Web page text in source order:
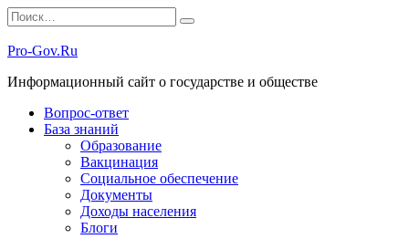
Перейти
к
содержанию
Search
for:
Pro-Gov.Ru
Информационный сайт о государстве и обществе
Вопрос-ответ
База знаний
Образование
Вакцинация
Социальное обеспечение
Документы
Доходы населения
Блоги